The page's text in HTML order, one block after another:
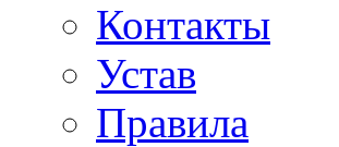
Контакты
Устав
Правила